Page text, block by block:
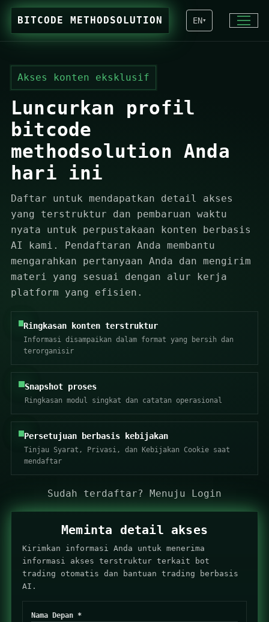
BITCODE METHODSOLUTION EN▾
Akses konten eksklusif
Luncurkan profil
bitcode
methodsolution Anda
hari ini
Daftar untuk mendapatkan detail akses
yang terstruktur dan pembaruan waktu
nyata untuk perpustakaan konten berbasis
AI kami. Pendaftaran Anda membantu
mengarahkan pertanyaan Anda dan mengirim
materi yang sesuai dengan alur kerja
platform yang efisien.
Ringkasan konten terstruktur
Informasi disampaikan dalam format yang bersih dan
terorganisir
Snapshot proses
Ringkasan modul singkat dan catatan operasional
Persetujuan berbasis kebijakan
Tinjau Syarat, Privasi, dan Kebijakan Cookie saat
mendaftar
Sudah terdaftar? Menuju Login
Meminta detail akses
Kirimkan informasi Anda untuk menerima
informasi akses terstruktur terkait bot
trading otomatis dan bantuan trading berbasis
AI.
Nama Depan *